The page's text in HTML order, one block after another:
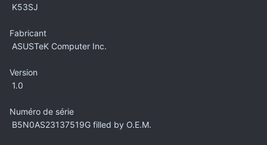
K53SJ
Fabricant
ASUSTeK Computer Inc.
Version
1.0
Numéro de série
B5N0AS23137519G filled by O.E.M.